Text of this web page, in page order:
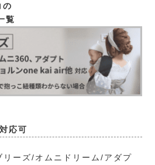
の
覧
応可
リーズ/オムニドリーム/アダプ